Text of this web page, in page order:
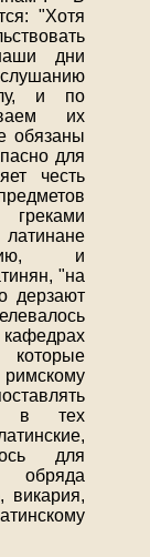
"Хотя
дни
и по
их
обязаны
для
честь
и
"на
дерзают
которые
в тех
для
обряда
викария,